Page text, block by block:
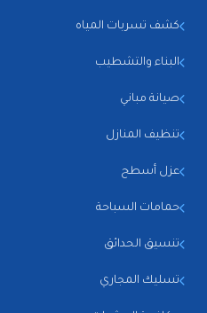
كشف تسربات المياه
البناء والتشطيب
صيانة مباني
تنظيف المنازل
عزل أسطح
حمامات السباحة
تنسيق الحدائق
تسليك المجاري